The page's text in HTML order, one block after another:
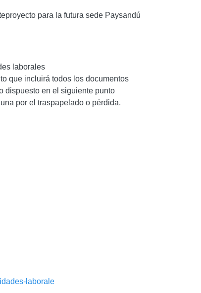
para la futura sede Paysandú
laborales
que incluirá todos los documentos
dispuesto en el siguiente punto
por el traspapelado o pérdida.
laborale